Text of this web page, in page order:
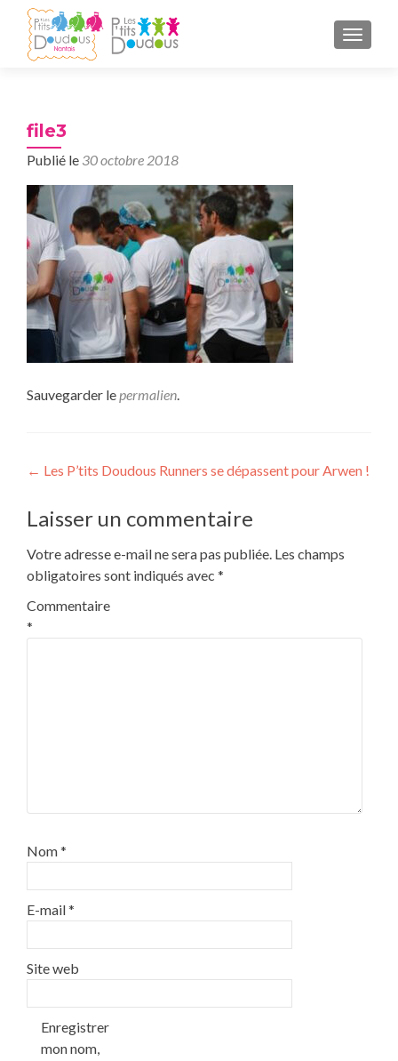
file3
Publié le 30 octobre 2018
Sauvegarder lepermalien.
Navigation
de
l’article
← Les P’tits Doudous Runners se dépassent pour Arwen !
Laisser un commentaire
Votre adresse e-mail ne sera pas publiée. Les champs
obligatoires sont indiqués avec *
Commentaire
*
Nom*
E-mail*
Site web
Enregistrer
mon nom,